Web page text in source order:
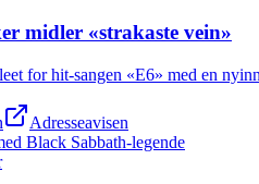
midler «strakaste vein»
for hit-sangen «E6» med en
Adresseavisen